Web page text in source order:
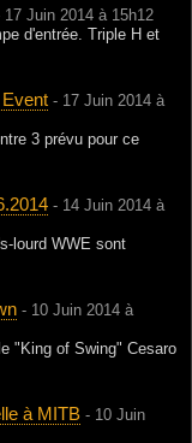
17 Juin 2014 à 15h12
d'entrée. Triple H et
- 17 Juin 2014 à
3 prévu pour ce
- 14 Juin 2014 à
lourd WWE sont
- 10 Juin 2014 à
"King of Swing" Cesaro
à MITB - 10 Juin